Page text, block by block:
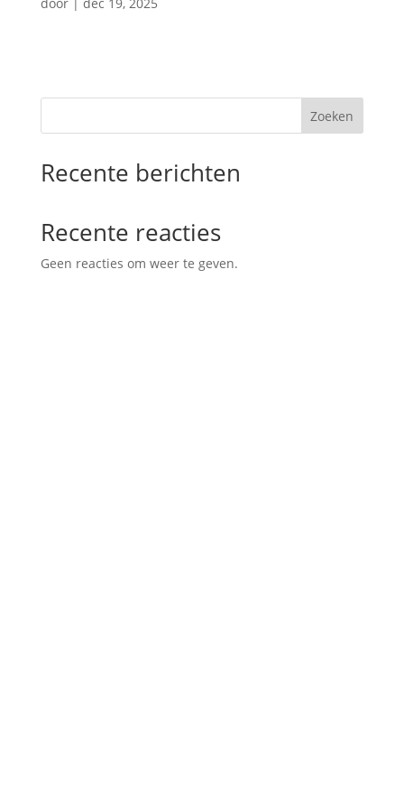
Zoeken
Recente berichten
Recente reacties
Geen reacties om weer te geven.